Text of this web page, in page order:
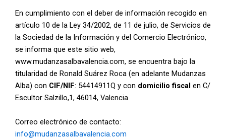
En cumplimiento con el deber de información recogido en
artículo 10 de la Ley 34/2002, de 11 de julio, de Servicios de
la Sociedad de la Información y del Comercio Electrónico,
se informa que este sitio web,
www.mudanzasalbavalencia.com, se encuentra bajo la
titularidad de Ronald Suárez Roca (en adelante Mudanzas
Alba) con CIF/NIF: 54414911Q y con domicilio fiscal en C/
Escultor Salzillo,1, 46014, Valencia
Correo electrónico de contacto:
info@mudanzasalbavalencia.com